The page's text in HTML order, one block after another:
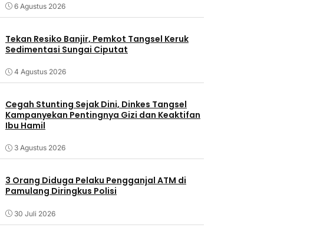
6 Agustus 2026
Tekan Resiko Banjir, Pemkot Tangsel Keruk
Sedimentasi Sungai Ciputat
4 Agustus 2026
Cegah Stunting Sejak Dini, Dinkes Tangsel
Kampanyekan Pentingnya Gizi dan Keaktifan
Ibu Hamil
3 Agustus 2026
3 Orang Diduga Pelaku Pengganjal ATM di
Pamulang Diringkus Polisi
30 Juli 2026